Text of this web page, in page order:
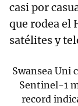
casi por
que rodea el
satélites y
Swansea Uni
Sentinel-1
record